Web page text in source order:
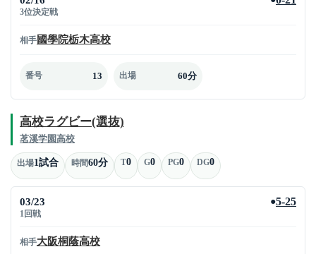
3位決定戦
相手國學院栃木高校
番号 13 出場 60分
高校ラグビー(選抜)
茗溪学園高校
出場1試合 時間60分 T0 G0 PG0 DG0
03/23
1回戦
●5-25
相手大阪桐蔭高校